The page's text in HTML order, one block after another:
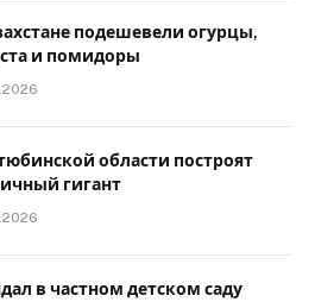
подешевели огурцы,
и помидоры
области построят
гигант
в частном детском саду